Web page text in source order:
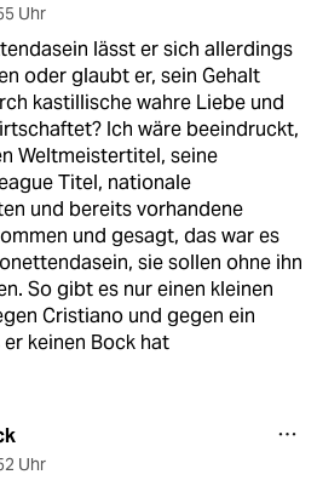
Uhr
lässt er sich allerdings
oder glaubt er, sein Gehalt
kastillische wahre Liebe und
Ich wäre beeindruckt,
Weltmeistertitel, seine
Titel, nationale
und bereits vorhandene
und gesagt, das war es
sie sollen ohne ihn
So gibt es nur einen kleinen
Cristiano und gegen ein
keinen Bock hat
Uhr